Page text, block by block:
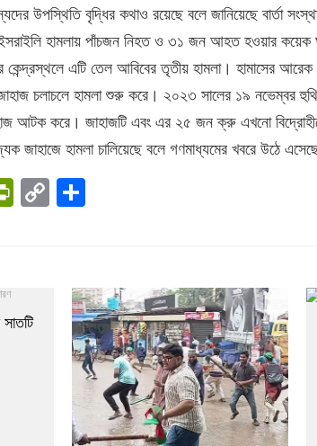
উপস্থিতি বৃদ্ধির কথাও রয়েছে বলে জানিয়েছে বার্তা
হামলায় পাঁচজন নিহত ও ৩১ জন আহত হওয়ার কয়েক
এটি তেল আবিবের তৃতীয় হামলা। হামাসের
চলাচলে হামলা শুরু করে। ২০২৩ সালের ১৯ নভেম্বর হুথিরা
আটক করে। জাহাজটি এবং এর ২৫ জন ক্রু এখনো
জাহাজে হামলা চালিয়েছে বলে গণমাধ্যমের খবরে উঠে
PrintFriendly
Copy
Link